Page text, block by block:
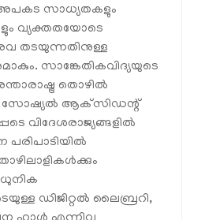
അപകട സാധ്യതകളും
വ്യക്തതയോടെ
തടയുന്നതിനുള്ള
സാങ്കേതികവിദ്യയുടെ
തൊഴില്‍
സോഷ്യല്‍ ആക്‌സിഡന്റ്
വിദേശരാജ്യങ്ങളില്‍
പരിപാടിയില്‍
ഡിജിറ്റല്‍ ലൈബ്രറി,